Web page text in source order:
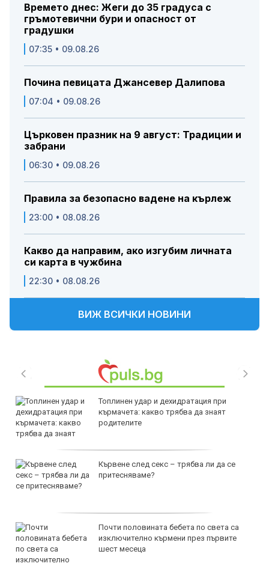
Времето днес: Жеги до 35 градуса с
гръмотевични бури и опасност от
градушки
07:35 • 09.08.26
Почина певицата Джансевер Далипова
07:04 • 09.08.26
Църковен празник на 9 август: Традиции и
забрани
06:30 • 09.08.26
Правила за безопасно вадене на кърлеж
23:00 • 08.08.26
Какво да направим, ако изгубим личната
си карта в чужбина
22:30 • 08.08.26
ВИЖ ВСИЧКИ НОВИНИ
Топлинен удар и дехидратация при
кърмачета: какво трябва да знаят
родителите
Кървене след секс – трябва ли да се
притесняваме?
Почти половината бебета по света са
изключително кърмени през първите
шест месеца